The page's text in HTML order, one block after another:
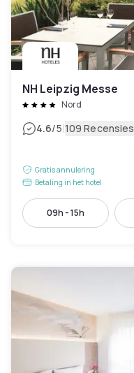
NH Leipzig Messe
Nord
4.6/5|109 Recensies
Gratis annulering
Betaling in het hotel
09h - 15h